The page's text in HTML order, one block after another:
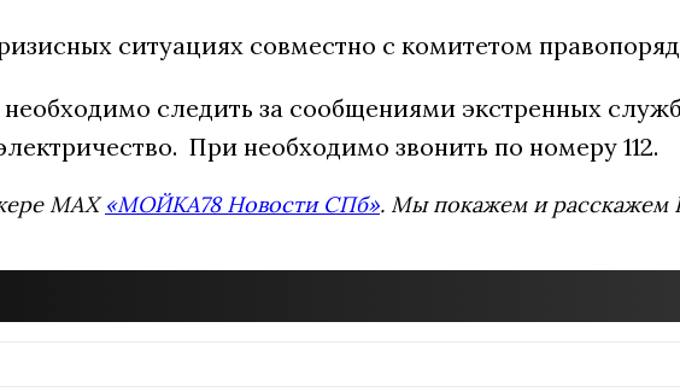
ситуациях совместно с комитетом
следить за сообщениями экстренных
При необходимо звонить по номеру 112.
MAX«МОЙКА78 Новости СПб». Мы покажем и расскажем